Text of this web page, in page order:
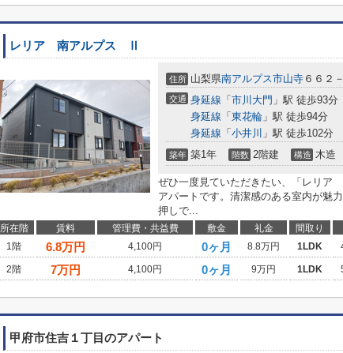
レリア 南アルプス Ⅱ
住所 山梨県南アルプス市山寺 ６６２
交通 身延線 「 市川大門 」駅 徒歩93分
身延線 「 東花輪 」駅 徒歩94分
身延線 「 小井川 」駅 徒歩102分
築年 築1年 階数 2階建 構造 木造
ぜひ一度見ていただきたい、「レリ
アパートです。清潔感のある室内が魅
押しで...
所在階 賃料 管理費・共益費 敷金 礼金 間取り
1階
6.8万円 4,100円 0ヶ月 8.8万円 1LDK
2階
7万円 4,100円 0ヶ月 9万円 1LDK
甲府市住吉１丁目のアパート